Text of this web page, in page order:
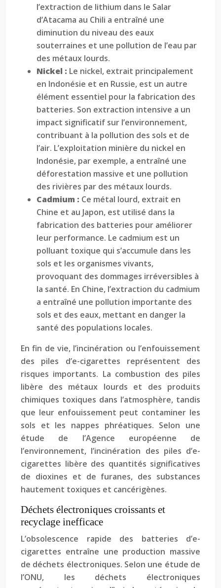
l’extraction de lithium dans le Salar
d’Atacama au Chili a entraîné une
diminution du niveau des eaux
souterraines et une pollution de l’eau par
des métaux lourds.
Nickel : Le nickel, extrait principalement
en Indonésie et en Russie, est un autre
élément essentiel pour la fabrication des
batteries. Son extraction intensive a un
impact significatif sur l’environnement,
contribuant à la pollution des sols et de
l’air. L’exploitation minière du nickel en
Indonésie, par exemple, a entraîné une
déforestation massive et une pollution
des rivières par des métaux lourds.
Cadmium : Ce métal lourd, extrait en
Chine et au Japon, est utilisé dans la
fabrication des batteries pour améliorer
leur performance. Le cadmium est un
polluant toxique qui s’accumule dans les
sols et les organismes vivants,
provoquant des dommages irréversibles à
la santé. En Chine, l’extraction du cadmium
a entraîné une pollution importante des
sols et des eaux, mettant en danger la
santé des populations locales.
En fin de vie, l’incinération ou l’enfouissement
des piles d’e-cigarettes représentent des
risques importants. La combustion des piles
libère des métaux lourds et des produits
chimiques toxiques dans l’atmosphère, tandis
que leur enfouissement peut contaminer les
sols et les nappes phréatiques. Selon une
étude de l’Agence européenne de
l’environnement, l’incinération des piles d’e-
cigarettes libère des quantités significatives
de dioxines et de furanes, des substances
hautement toxiques et cancérigènes.
Déchets électroniques croissants et
recyclage inefficace
L’obsolescence rapide des batteries d’e-
cigarettes entraîne une production massive
de déchets électroniques. Selon une étude de
l’ONU, les déchets électroniques